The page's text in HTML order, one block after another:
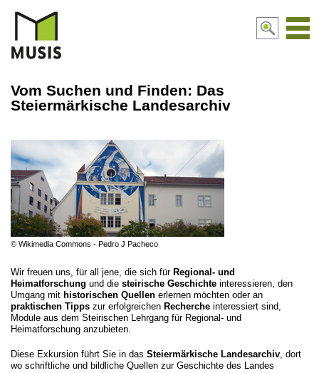
Vom Suchen und Finden: Das
Steiermärkische Landesarchiv
© Wikimedia Commons - Pedro J Pacheco
Wir freuen uns, für all jene, die sich für Regional- und
Heimatforschung und die steirische Geschichte interessieren, den
Umgang mit historischen Quellen erlernen möchten oder an
praktischen Tipps zur erfolgreichen Recherche interessiert sind,
Module aus dem Steirischen Lehrgang für Regional- und
Heimatforschung anzubieten.
Diese Exkursion führt Sie in das Steiermärkische Landesarchiv , dort
wo schriftliche und bildliche Quellen zur Geschichte des Landes